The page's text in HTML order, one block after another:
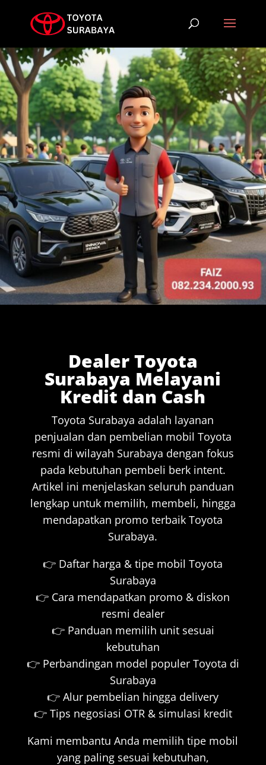
Dealer Toyota
Surabaya Melayani
Kredit dan Cash
Toyota Surabaya adalah layanan
penjualan dan pembelian mobil Toyota
resmi di wilayah Surabaya dengan fokus
pada kebutuhan pembeli berk intent.
Artikel ini menjelaskan seluruh panduan
lengkap untuk memilih, membeli, hingga
mendapatkan promo terbaik Toyota
Surabaya.
👉 Daftar harga & tipe mobil Toyota
Surabaya
👉 Cara mendapatkan promo & diskon
resmi dealer
👉 Panduan memilih unit sesuai
kebutuhan
👉 Perbandingan model populer Toyota di
Surabaya
👉 Alur pembelian hingga delivery
👉 Tips negosiasi OTR & simulasi kredit
Kami membantu Anda memilih tipe mobil
yang paling sesuai kebutuhan,